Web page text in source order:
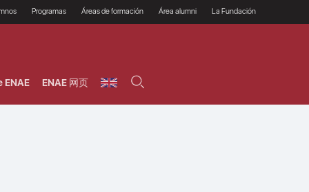
en empresas
Programas
Programas Ejecutivos
Áreas de formación
Riesgos
Área alumni La Fundación
ENAE ENAE 网页